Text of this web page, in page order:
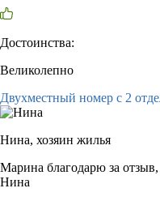
Достоинства:
Великолепно
Двухместный номер с 2
Нина, хозяин жилья
Марина благодарю за
Нина